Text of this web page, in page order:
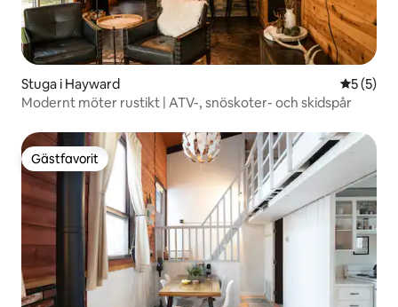
Stuga i Hayward 5 av 5 i
5 (5)
Modernt möter rustikt | ATV-, snöskoter- och skidspår
Gästfavorit
Gästfavorit